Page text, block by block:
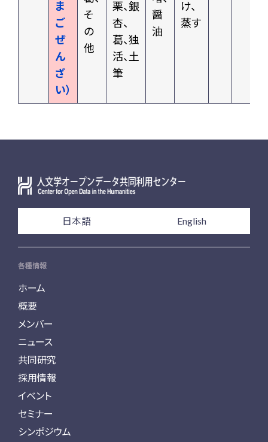
ま
ご
ぜ
ん
ざ
い）
そ
の
他
栗、銀
杏、
葛、独
活、土
筆
醤
油
け、
蒸す
日本語 English
各種情報
ホーム
概要
メンバー
ニュース
共同研究
採用情報
イベント
セミナー
シンポジウム